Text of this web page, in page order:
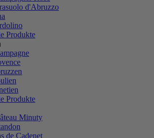
d'Abruzzo
Produkte
Produkte
Minuty
de Cadenet